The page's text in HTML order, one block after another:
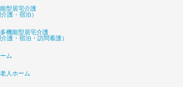
型居宅介護
護・宿泊）
機能型居宅介護
介護・宿泊・訪問看護）
ム
人ホーム